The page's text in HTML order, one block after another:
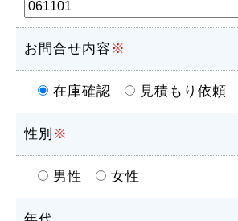
お問合せ内容 ※
在庫確認 見積もり依頼
性別 ※
男性 女性